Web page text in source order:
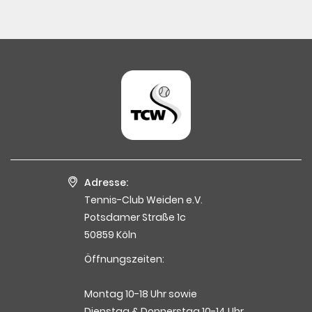
Adresse:
Tennis-Club Weiden e.V.
Potsdamer Straße 1c
50859 Köln
Öffnungszeiten:
Montag 10-18 Uhr sowie